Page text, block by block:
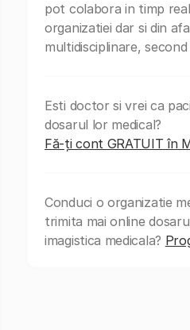
pot colabora in timp
organizatiei dar si din
multidisciplinare,
Esti doctor si vrei ca
dosarul lor medical?
Fă-ți cont GRATUIT în
Conduci o organizatie
trimita mai online
imagistica medicala?